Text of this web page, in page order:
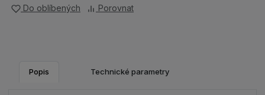
Do oblíbených Porovnat
Popis Technické parametry